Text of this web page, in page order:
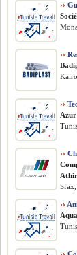
››
››
››
››
››